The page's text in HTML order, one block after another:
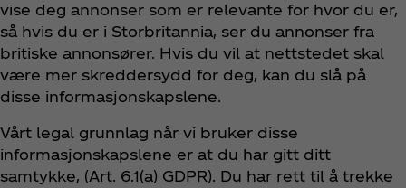
vise deg annonser som er relevante for hvor du er,
så hvis du er i Storbritannia, ser du annonser fra
britiske annonsører. Hvis du vil at nettstedet skal
være mer skreddersydd for deg, kan du slå på
disse informasjonskapslene.
Vårt legal grunnlag når vi bruker disse
informasjonskapslene er at du har gitt ditt
samtykke, (Art. 6.1(a) GDPR). Du har rett til å trekke